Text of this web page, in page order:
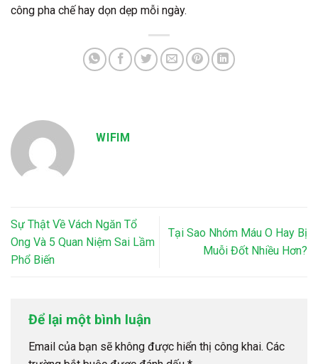
công pha chế hay dọn dẹp mỗi ngày.
WIFIM
Sự Thật Về Vách Ngăn Tổ
Ong Và 5 Quan Niệm Sai Lầm
Phổ Biến
Tại Sao Nhóm Máu O Hay Bị
Muỗi Đốt Nhiều Hơn?
Để lại một bình luận
Email của bạn sẽ không được hiển thị công khai. Các